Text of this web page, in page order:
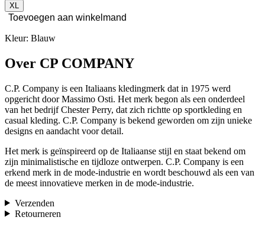
XL
Toevoegen aan winkelmand
Kleur: Blauw
Over CP COMPANY
C.P. Company is een Italiaans kledingmerk dat in 1975 werd
opgericht door Massimo Osti. Het merk begon als een onderdeel
van het bedrijf Chester Perry, dat zich richtte op sportkleding en
casual kleding. C.P. Company is bekend geworden om zijn unieke
designs en aandacht voor detail.
Het merk is geïnspireerd op de Italiaanse stijl en staat bekend om
zijn minimalistische en tijdloze ontwerpen. C.P. Company is een
erkend merk in de mode-industrie en wordt beschouwd als een van
de meest innovatieve merken in de mode-industrie.
Verzenden
Retourneren